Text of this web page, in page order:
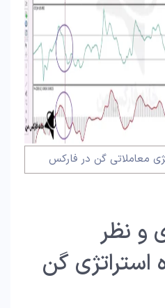
معاملاتی گن در فارکس
و نظر
استراتژی گن